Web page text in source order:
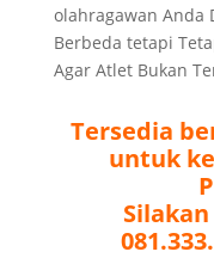
olahragawan Anda
Berbeda tetapi
Agar Atlet Bukan
Tersedia
untuk
Silakan